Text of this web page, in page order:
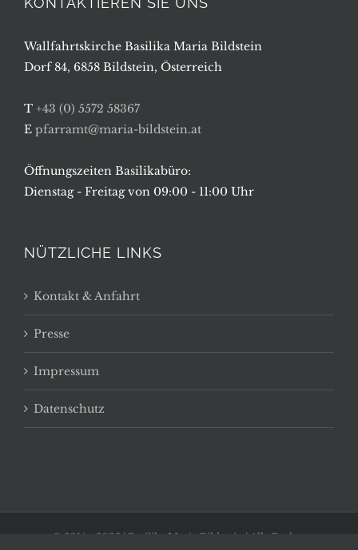
Wallfahrtskirche Basilika Maria Bildstein
Dorf 84, 6858 Bildstein, Österreich
T +43 (0) 5572 58367
E pfarramt@maria-bildstein.at
Öffnungszeiten Basilikabüro:
Dienstag - Freitag von 09:00 - 11:00 Uhr
NÜTZLICHE LINKS
Kontakt & Anfahrt
Presse
Impressum
Datenschutz
© 2014 - 2026 | Basilika Maria Bildstein | Alle Rechte